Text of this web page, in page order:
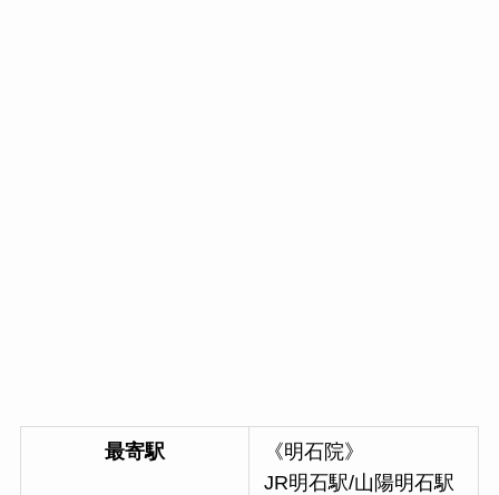
最寄駅
《明石院》
JR明石駅/山陽明石駅